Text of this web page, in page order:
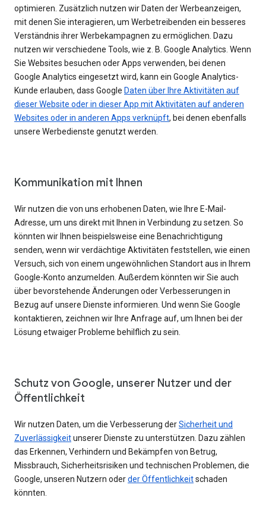
optimieren. Zusätzlich nutzen wir Daten der Werbeanzeigen,
mit denen Sie interagieren, um Werbetreibenden ein besseres
Verständnis ihrer Werbekampagnen zu ermöglichen. Dazu
nutzen wir verschiedene Tools, wie z. B. Google Analytics. Wenn
Sie Websites besuchen oder Apps verwenden, bei denen
Google Analytics eingesetzt wird, kann ein Google Analytics-
Kunde erlauben, dass Google Daten über Ihre Aktivitäten auf
dieser Website oder in dieser App mit Aktivitäten auf anderen
Websites oder in anderen Apps verknüpft, bei denen ebenfalls
unsere Werbedienste genutzt werden.
Kommunikation mit Ihnen
Wir nutzen die von uns erhobenen Daten, wie Ihre E-Mail-
Adresse, um uns direkt mit Ihnen in Verbindung zu setzen. So
könnten wir Ihnen beispielsweise eine Benachrichtigung
senden, wenn wir verdächtige Aktivitäten feststellen, wie einen
Versuch, sich von einem ungewöhnlichen Standort aus in Ihrem
Google-Konto anzumelden. Außerdem könnten wir Sie auch
über bevorstehende Änderungen oder Verbesserungen in
Bezug auf unsere Dienste informieren. Und wenn Sie Google
kontaktieren, zeichnen wir Ihre Anfrage auf, um Ihnen bei der
Lösung etwaiger Probleme behilflich zu sein.
Schutz von Google, unserer Nutzer und der
Öffentlichkeit
Wir nutzen Daten, um die Verbesserung derSicherheit und
Zuverlässigkeitunserer Dienste zu unterstützen. Dazu zählen
das Erkennen, Verhindern und Bekämpfen von Betrug,
Missbrauch, Sicherheitsrisiken und technischen Problemen, die
Google, unseren Nutzern oderder Öffentlichkeitschaden
könnten.